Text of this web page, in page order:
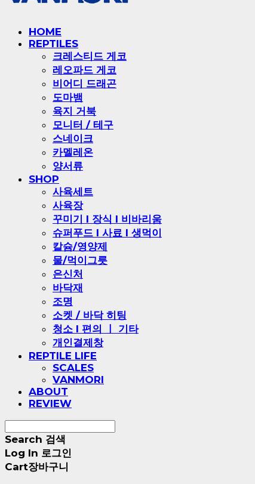
HOME
REPTILES
크레스티드 게코
레오파드 게코
비어디 드래곤
도마뱀
육지 거북
모니터 / 테구
스네이크
카멜레온
양서류
SHOP
사육세트
사육장
꾸미기 l 장식 l 비바리움
슈퍼푸드 l 사료 l 생먹이
칼슘/영양제
물/먹이그릇
은신처
바닥재
조명
소켓 / 바닥 히팅
청소 l 편의 ㅣ 기타
개인결제창
REPTILE LIFE
SCALES
VANMORI
ABOUT
REVIEW
Search 검색
Log In 로그인
Cart장바구니